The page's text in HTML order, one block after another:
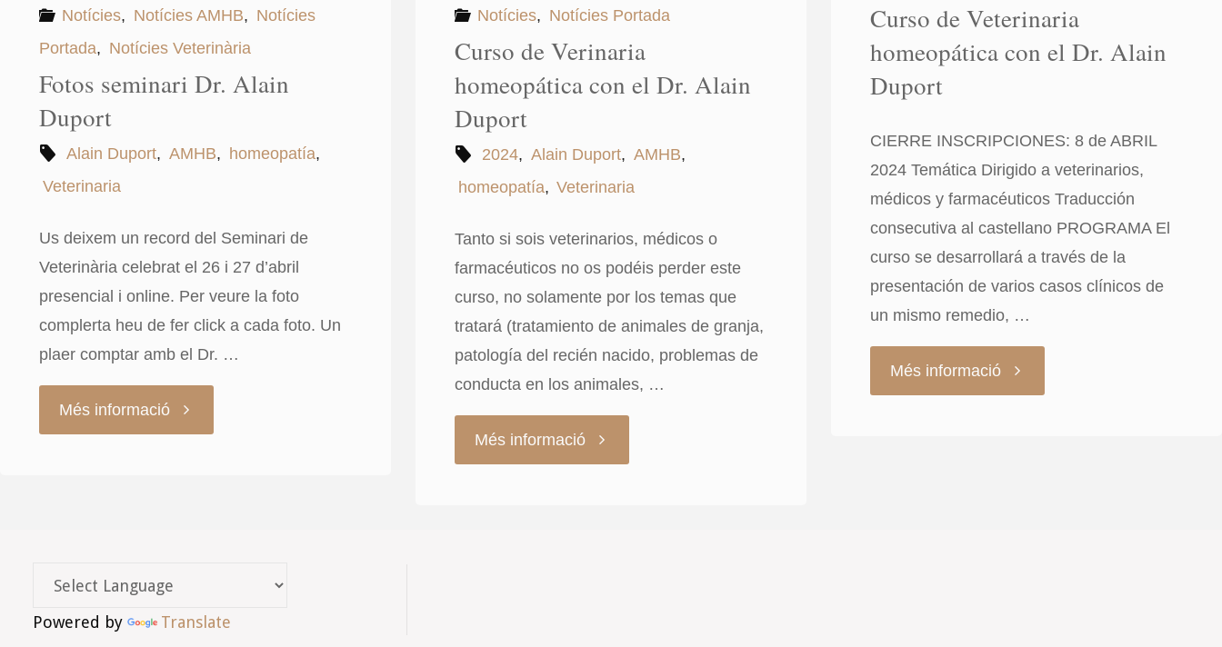
Notícies, Notícies AMHB, Notícies
Portada, Notícies Veterinària
Fotos seminari Dr. Alain
Duport
Alain Duport, AMHB, homeopatía,
Veterinaria
Us deixem un record del Seminari de
Veterinària celebrat el 26 i 27 d’abril
presencial i online. Per veure la foto
complerta heu de fer click a cada foto. Un
plaer comptar amb el Dr. …
Més informació"Fotos
Notícies, Notícies Portada
Curso de Verinaria
homeopática con el Dr. Alain
Duport
2024, Alain Duport, AMHB,
homeopatía, Veterinaria
Tanto si sois veterinarios, médicos o
farmacéuticos no os podéis perder este
curso, no solamente por los temas que
tratará (tratamiento de animales de granja,
patología del recién nacido, problemas de
conducta en los animales, …
Més informació"Curso
Curso de Veterinaria
homeopática con el Dr. Alain
Duport
CIERRE INSCRIPCIONES: 8 de ABRIL
2024 Temática Dirigido a veterinarios,
médicos y farmacéuticos Traducción
consecutiva al castellano PROGRAMA El
curso se desarrollará a través de la
presentación de varios casos clínicos de
un mismo remedio, …
Més informació"Curso
Powered by Translate